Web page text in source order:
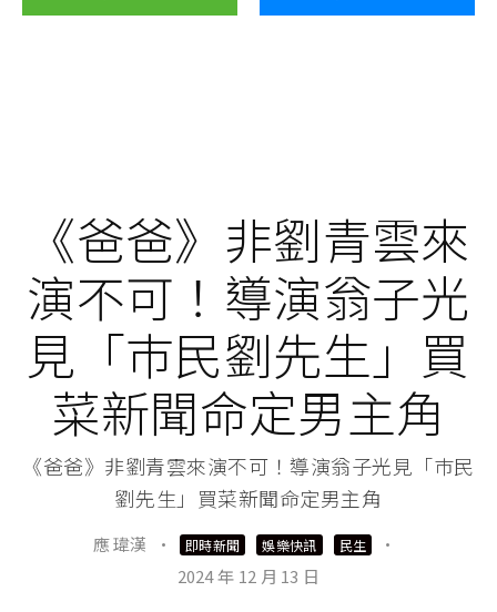
《爸爸》非劉青雲來
演不可！導演翁子光
見「巿民劉先生」買
菜新聞命定男主角
《爸爸》非劉青雲來演不可！導演翁子光見「巿民
劉先生」買菜新聞命定男主角
應 瑋漢 · 即時新聞 娛樂快訊 民生
·
2024 年 12 月 13 日